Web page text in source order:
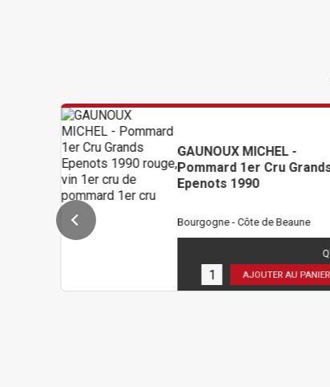
GAUNOUX MICHEL -
Pommard 1er Cru Grands
Epenots 1990
Bourgogne - Côte de Beaune
AJOUTER AU PANIER